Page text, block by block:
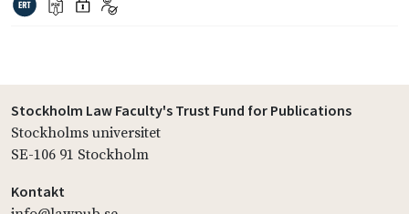
Stockholm Law Faculty's Trust Fund for Publications
Stockholms universitet
SE-106 91 Stockholm
Kontakt